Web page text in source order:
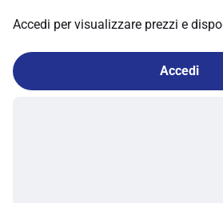
Accedi per visualizzare prezzi e
Accedi